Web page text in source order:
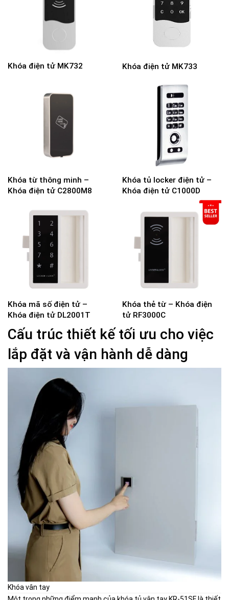
Khóa điện tử MK732 Khóa điện tử MK733
Khóa từ thông minh –
Khóa điện tử C2800M8
Khóa tủ locker điện tử –
Khóa điện tử C1000D
Khóa mã số điện tử –
Khóa điện tử DL2001T
Khóa thẻ từ – Khóa điện
tử RF3000C
Cấu trúc thiết kế tối ưu cho việc
lắp đặt và vận hành dễ dàng
Khóa vân tay